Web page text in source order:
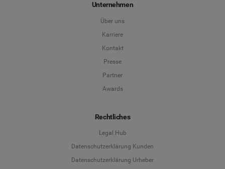
Unternehmen
Über uns
Karriere
Kontakt
Presse
Partner
Awards
Rechtliches
Legal Hub
Datenschutzerklärung Kunden
Datenschutzerklärung Urheber